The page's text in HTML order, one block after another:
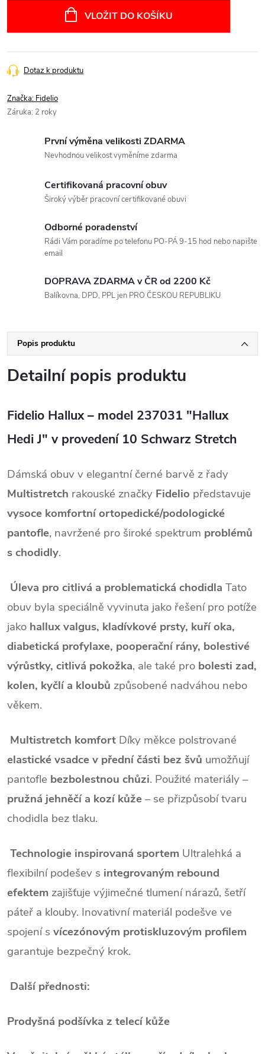
VLOŽIT DO KOŠÍKU
Dotaz k produktu
Značka: Fidelio
Záruka: 2 roky
První výměna velikosti ZDARMA
Nevhodnou velikost vyměníme zdarma
Certifikovaná pracovní obuv
Široký výběr pracovní certifikované obuvi
Odborné poradenství
Rádi Vám poradíme po telefonu PO-PÁ 9-15 hod nebo napište
email
DOPRAVA ZDARMA v ČR od 2200 Kč
Balíkovna, DPD, PPL jen PRO ČESKOU REPUBLIKU
Popis produktu
Detailní popis produktu
Fidelio Hallux – model 237031 "Hallux
Hedi J" v provedení 10 Schwarz Stretch
Dámská obuv v elegantní černé barvě z řady
Multistretch rakouské značky Fidelio představuje
vysoce komfortní ortopedické/podologické
pantofle, navržené pro široké spektrum problémů
s chodidly.
Úleva pro citlivá a problematická chodidla Tato
obuv byla speciálně vyvinuta jako řešení pro potíže
jako hallux valgus, kladívkové prsty, kuří oka,
diabetická profylaxe, pooperační rány, bolestivé
výrůstky, citlivá pokožka, ale také pro bolesti zad,
kolen, kyčlí a kloubů způsobené nadváhou nebo
věkem.
Multistretch komfort Díky měkce polstrované
elastické vsadce v přední části bez švů umožňují
pantofle bezbolestnou chůzi. Použité materiály –
pružná jehněčí a kozí kůže– se přizpůsobí tvaru
chodidla bez tlaku.
Technologie inspirovaná sportem Ultralehká a
flexibilní podešev s integrovaným rebound
efektem zajišťuje výjimečné tlumení nárazů, šetří
páteř a klouby. Inovativní materiál podešve ve
spojení s vícezónovým protiskluzovým profilem
garantuje bezpečný krok.
Další přednosti:
Prodyšná podšívka z telecí kůže